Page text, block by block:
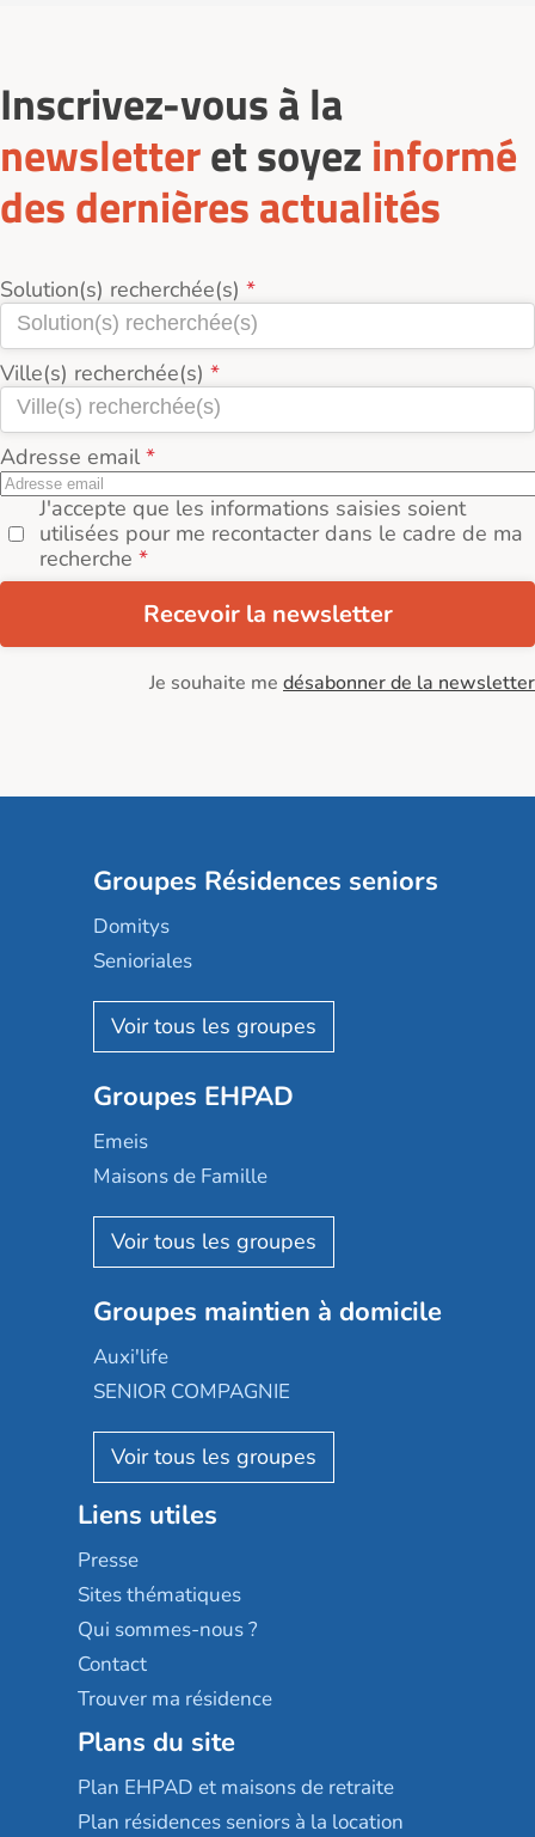
Inscrivez-vous à la
newsletteret soyez informé
des dernières actualités
Solution(s) recherchée(s)
Ville(s) recherchée(s)
Adresse email
J'accepte que les informations saisies soient
utilisées pour me recontacter dans le cadre de ma
recherche
Recevoir la newsletter
Je souhaite me désabonner de la newsletter
Groupes Résidences seniors
Domitys
Senioriales
Nohée
Les Résidentiels
Mobicap
Domusvi
Happy Senior
Aquarelia
Nexity edenea
Les jardins d'Arcadie
Occitalia
Appartseniors
Reseda
Stella management
Les villages d'or
Sérénys
Résidences services Villa Médicis
Groupes EHPAD
Emeis
Maisons de Famille
Korian
Emera
Groupe SOS
Le Noble Âge
Almage
Résidalya
Groupe aplus
Groupes maintien à domicile
Auxi'life
SENIOR COMPAGNIE
AGE D'OR Services
Liens utiles
Presse
Sites thématiques
Qui sommes-nous ?
Contact
Trouver ma résidence
Plans du site
Plan EHPAD et maisons de retraite
Plan résidences seniors à la location